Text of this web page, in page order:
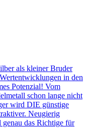
als kleiner Bruder
in den
Potenzial! Vom
schon lange nicht
wird DIE günstige
Neugierig
genau das Richtige für